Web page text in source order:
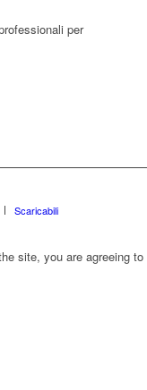
per
Scaricabili
site, you are agreeing to